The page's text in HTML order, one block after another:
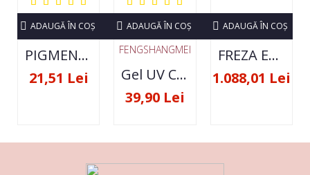
PIGMENT NEON SET 12 CULORI
21,51 Lei
ADAUGĂ ÎN COŞ
FENGSHANGMEI
Gel UV Constructie FSM 50ML - 07
39,90 Lei
ADAUGĂ ÎN COŞ
FREZA ELECTRICA STRONG 210 35000 RPM- ORIGINALA
1.088,01 Lei
ADAUGĂ ÎN COŞ